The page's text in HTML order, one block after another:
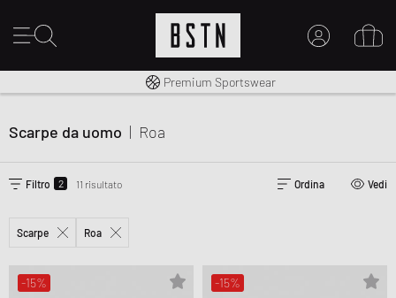
IL MIO ACCOUNT
Consegna gratuita in Italia da 100€
Premium Sportswear
Scarpe da uomo | Roa
Filtro 2 11 risultato Ordina Vedi
Scarpe Roa
-15% -15%